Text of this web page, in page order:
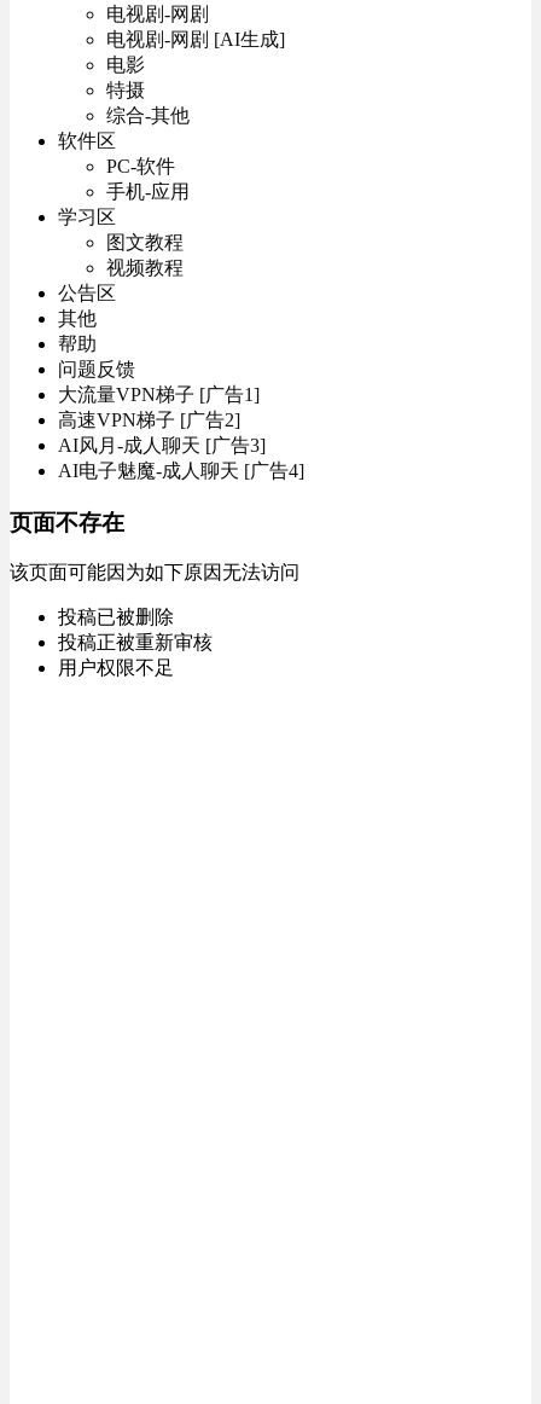
电视剧-网剧
电视剧-网剧 [AI生成]
电影
特摄
综合-其他
软件区
PC-软件
手机-应用
学习区
图文教程
视频教程
公告区
其他
帮助
问题反馈
大流量VPN梯子 [广告1]
高速VPN梯子 [广告2]
AI风月-成人聊天 [广告3]
AI电子魅魔-成人聊天 [广告4]
页面不存在
该页面可能因为如下原因无法访问
投稿已被删除
投稿正被重新审核
用户权限不足